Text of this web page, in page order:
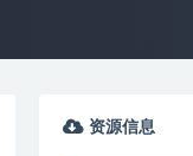
资源信息